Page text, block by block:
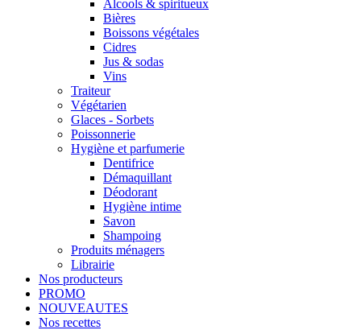
Alcools & spiritueux
Bières
Boissons végétales
Cidres
Jus & sodas
Vins
Traiteur
Végétarien
Glaces - Sorbets
Poissonnerie
Hygiène et parfumerie
Dentifrice
Démaquillant
Déodorant
Hygiène intime
Savon
Shampoing
Produits ménagers
Librairie
Nos producteurs
PROMO
NOUVEAUTES
Nos recettes